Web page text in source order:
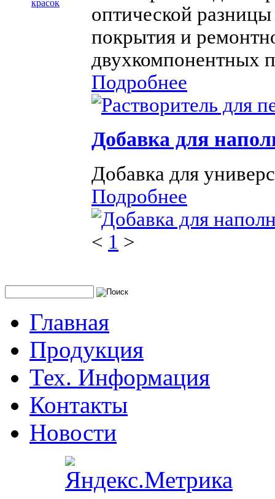
красок
оптической разницы
покрытия и
двухкомпонентных
Подробнее
Добавка для
Добавка для
Подробнее
< 1 >
Главная
Продукция
Тех. Информация
Контакты
Новости